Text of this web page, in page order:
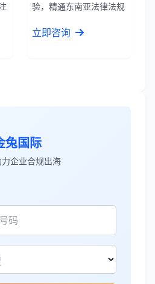
验，精通东南亚法律法规
立即咨询
兔国际
力企业合规出海
周就完成了泰国公司注
完成了泰国建厂的所有法
，非常专业。